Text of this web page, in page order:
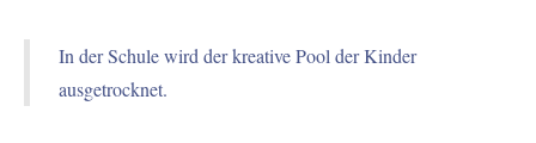
In der Schule wird der kreative Pool der Kinder
ausgetrocknet.